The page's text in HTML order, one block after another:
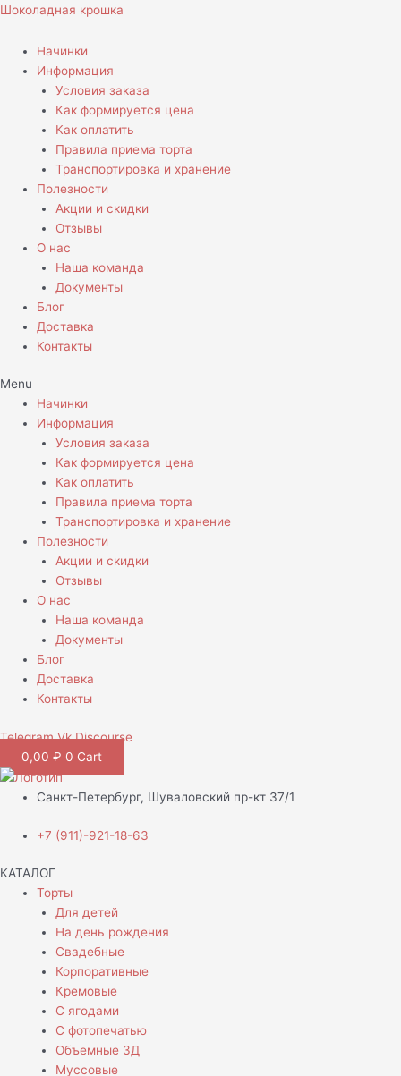
Перейти
содержимому
Шоколадная крошка
Начинки
Информация
Условия заказа
Как формируется цена
Как оплатить
Правила приема торта
Транспортировка и хранение
Полезности
Акции и скидки
Отзывы
О нас
Наша команда
Документы
Блог
Доставка
Контакты
Menu
Начинки
Информация
Условия заказа
Как формируется цена
Как оплатить
Правила приема торта
Транспортировка и хранение
Полезности
Акции и скидки
Отзывы
О нас
Наша команда
Документы
Блог
Доставка
Контакты
Telegram Vk Discourse
0,00 ₽ 0 Cart
Санкт-Петербург, Шуваловский пр-кт 37/1
+7 (911)-921-18-63
КАТАЛОГ
Торты
Для детей
На день рождения
Свадебные
Корпоративные
Кремовые
С ягодами
С фотопечатью
Объемные 3Д
Муссовые
Количество
Капкейки
для
папы
день
рождения